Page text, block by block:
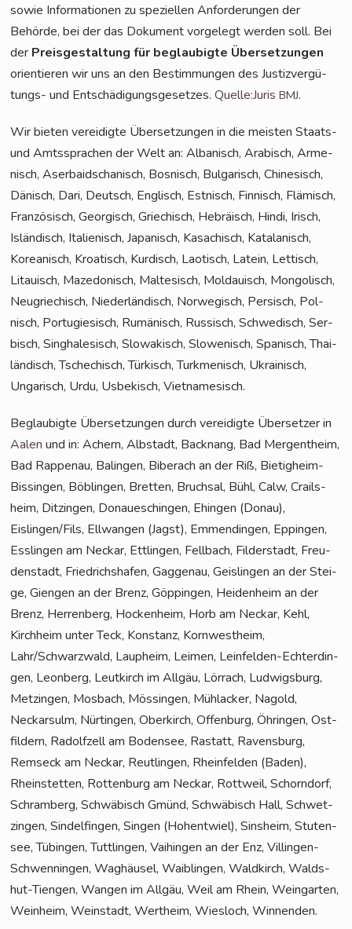
sowie Infor­ma­tio­nen zu spe­zi­el­len Anfor­de­run­gen der
Behör­de, bei der das Doku­ment vor­ge­legt wer­den soll. Bei
der Preis­ge­stal­tung für beglau­big­te Über­set­zun­gen
ori­en­tie­ren wir uns an den Bestim­mun­gen des Jus­tiz­ver­gü­
tungs- und Ent­schä­di­gungs­ge­set­zes.Quelle:JurisBMJ.
Wir bie­ten ver­ei­dig­te Über­set­zun­gen in die meis­ten Staats-
und Amts­spra­chen der Welt an: Alba­nisch, Ara­bisch, Arme­
nisch, Aser­bai­dscha­nisch, Bos­nisch, Bul­ga­risch, Chi­ne­sisch,
Dänisch, Dari, Deutsch, Eng­lisch, Est­nisch, Fin­nisch, Flä­misch,
Fran­zö­sisch, Geor­gisch, Grie­chisch, Hebrä­isch, Hin­di, Irisch,
Islän­disch, Ita­lie­nisch, Japa­nisch, Kasa­chisch, Kata­la­nisch,
Korea­nisch, Kroa­tisch, Kur­disch, Lao­tisch, Latein, Let­tisch,
Litau­isch, Maze­do­nisch, Mal­te­sisch, Mol­dauisch, Mon­go­lisch,
Neu­grie­chisch, Nie­der­län­disch, Nor­we­gisch, Per­sisch, Pol­
nisch, Por­tu­gie­sisch, Rumä­nisch, Rus­sisch, Schwe­disch, Ser­
bisch, Sin­gha­le­sisch, Slo­wa­kisch, Slo­we­nisch, Spa­nisch, Thai­
län­disch, Tsche­chisch, Tür­kisch, Turk­me­ni­sch, Ukrai­nisch,
Unga­risch, Urdu, Usbe­kisch, Vietnamesisch.
Beglau­big­te Über­set­zun­gen durch ver­ei­dig­te Über­set­zer in
Aalen und in: Achern, Alb­stadt, Back­nang, Bad Mer­gen­theim,
Bad Rap­pen­au, Balin­gen, Biber­ach an der Riß, Bie­tig­heim-
Bis­sin­gen, Böb­lin­gen, Brett­en, Bruch­sal, Bühl, Calw, Crails­
heim, Dit­zin­gen, Donau­eschin­gen, Ehin­gen (Donau),
Eislingen/Fils, Ell­wan­gen (Jagst), Emmen­din­gen, Eppin­gen,
Ess­lin­gen am Neckar, Ett­lin­gen, Fell­bach, Fil­der­stadt, Freu­
den­stadt, Fried­richs­ha­fen, Gag­ge­nau, Geis­lin­gen an der Stei­
ge, Gien­gen an der Brenz, Göp­pin­gen, Hei­den­heim an der
Brenz, Her­ren­berg, Hocken­heim, Horb am Neckar, Kehl,
Kirch­heim unter Teck, Kon­stanz, Korn­west­heim,
Lahr/Schwarzwald, Laup­heim, Lei­men, Lein­fel­den-Ech­ter­din­
gen, Leon­berg, Leut­kirch im All­gäu, Lör­rach, Lud­wigs­burg,
Met­zin­gen, Mos­bach, Mös­sin­gen, Mühl­acker, Nagold,
Neckar­sulm, Nür­tin­gen, Ober­kirch, Offen­burg, Öhrin­gen, Ost­
fil­dern, Radolf­zell am Boden­see, Ras­tatt, Ravens­burg,
Rems­eck am Neckar, Reut­lin­gen, Rhein­fel­den (Baden),
Rhein­stet­ten, Rot­ten­burg am Neckar, Rott­weil, Schorn­dorf,
Schram­berg, Schwä­bisch Gmünd, Schwä­bisch Hall, Schwet­
zin­gen, Sin­del­fin­gen, Sin­gen (Hoh­ent­wiel), Sins­heim, Stu­ten­
see, Tübin­gen, Tutt­lin­gen, Vai­hin­gen an der Enz, Vil­lin­gen-
Schwen­nin­gen, Wag­häu­sel, Waib­lin­gen, Wald­kirch, Walds­
hut-Tien­gen, Wan­gen im All­gäu, Weil am Rhein, Wein­gar­ten,
Wein­heim, Wein­stadt, Wert­heim, Wies­loch, Winnenden.